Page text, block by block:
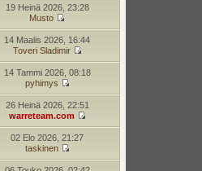
19 Heinä 2026, 23:28
Musto
14 Maalis 2026, 16:44
Toveri Sladimir
14 Tammi 2026, 08:18
pyhimys
26 Heinä 2026, 22:51
warreteam.com
02 Elo 2026, 21:27
taskinen